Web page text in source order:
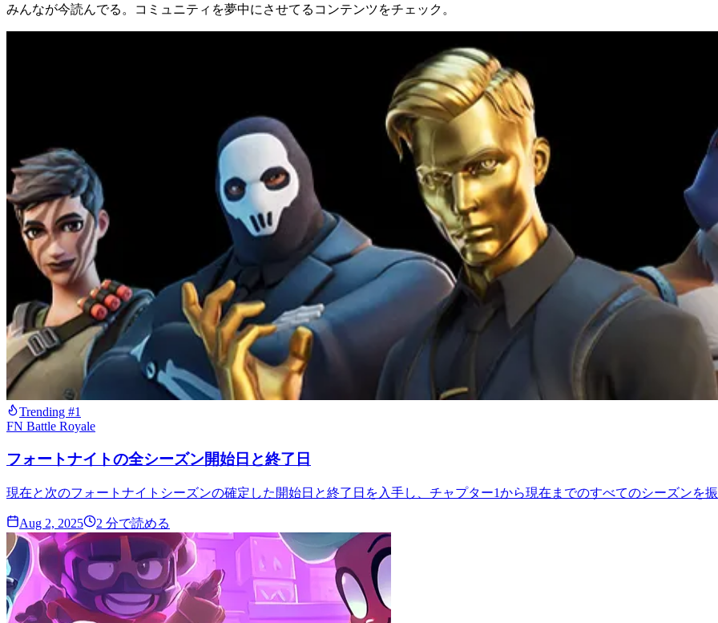
みんなが今読んでる。コミュニティを夢中にさせてるコンテンツをチェック。
Trending #1
FN Battle Royale
フォートナイトの全シーズン開始日と終了日
現在と次のフォートナイトシーズンの確定した開始日と終了日を入手し、チャプター1から現在までのすべてのシーズンを
Aug 2, 2025 2 分で読める